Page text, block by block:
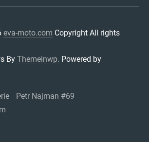
eva-moto.com Copyright All rights
By Themeinwp. Powered by
Petr Najman #69